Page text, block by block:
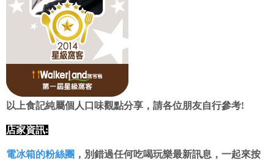
以上食記純屬個人口味觀點分享，請各位朋友自行參考!
店家資訊:
電冰箱的粉絲團 ，別錯過任何吃喝玩樂最新訊息，一起來按